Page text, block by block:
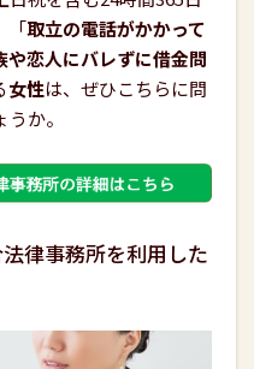
「取立の電話がかかって
や恋人にバレずに借金問
女性は、ぜひこちらに問
か。
律事務所を利用した